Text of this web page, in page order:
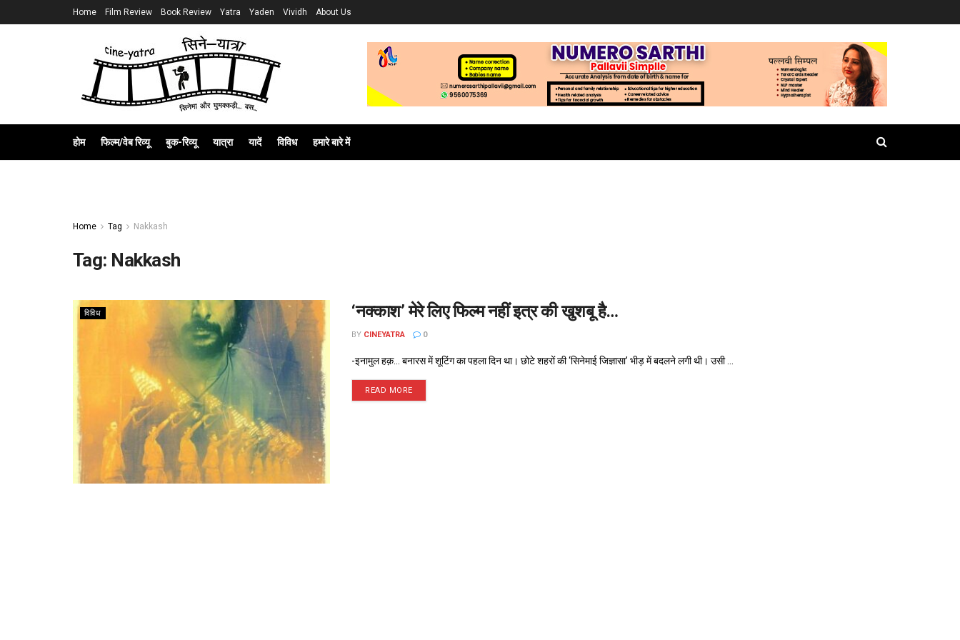
Home Film Review Book Review Yatra Yaden Vividh About Us
होम फिल्म/वेब रिव्यू बुक-रिव्यू यात्रा यादें विविध हमारे बारे में
Home Tag Nakkash
Tag: Nakkash
विविध ‘नक्काश’ मेरे लिए फिल्म नहीं इत्र की खुशबू है…
BY CINEYATRA 0
-इनामुल हक़... बनारस में शूटिंग का पहला दिन था। छोटे शहरों की ‘सिनेमाई जिज्ञासा’ भीड़ में बदलने लगी थी। उसी ...
READ MORE